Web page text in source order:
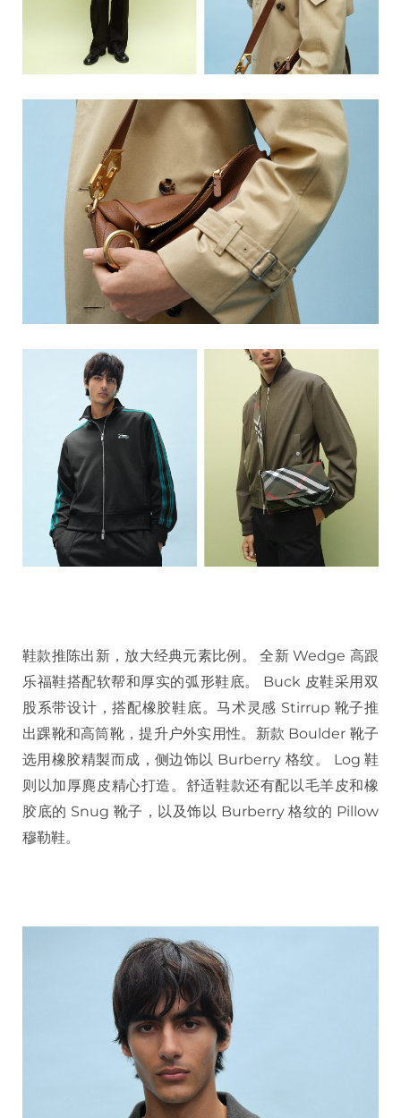
鞋款推陈出新，放大经典元素比例。 全新 Wedge 高跟
乐福鞋搭配软帮和厚实的弧形鞋底。 Buck 皮鞋采用双
股系带设计，搭配橡胶鞋底。马术灵感 Stirrup 靴子推
出踝靴和高筒靴，提升户外实用性。新款 Boulder 靴子
选用橡胶精製而成，侧边饰以 Burberry 格纹。 Log 鞋
则以加厚麂皮精心打造。舒适鞋款还有配以毛羊皮和橡
胶底的 Snug 靴子，以及饰以 Burberry 格纹的 Pillow
穆勒鞋。